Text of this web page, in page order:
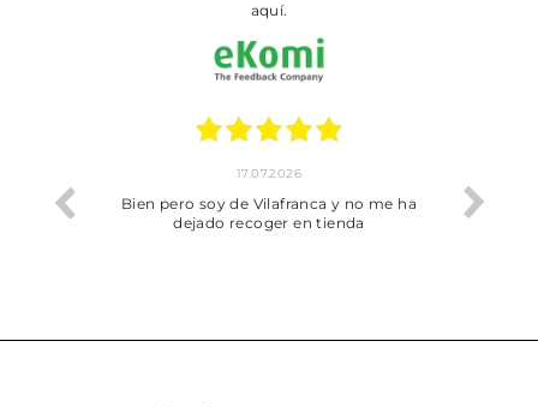
aquí.
trobat
17.07.2026
Bien pero soy de Vilafranca y no me ha
dejado recoger en tienda